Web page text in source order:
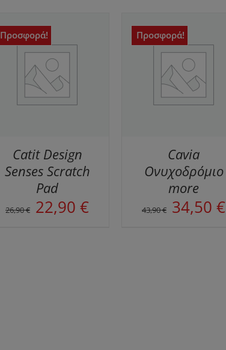
Προσφορά!
Catit Design
Senses Scratch
Pad
26,90€
Original
price
22,90 €Η
Προσφορά!
ΑΓΟΡΆ
ΛΕΠΤΟΜΈΡΕΙΕΣ
Cavia
Ονυχοδρόμιο
more
43,90€
Original
price
34,50 €Η